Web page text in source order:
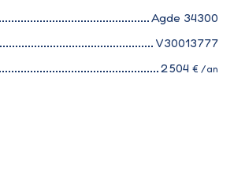
Agde 34300
V30013777
2 504 € /an